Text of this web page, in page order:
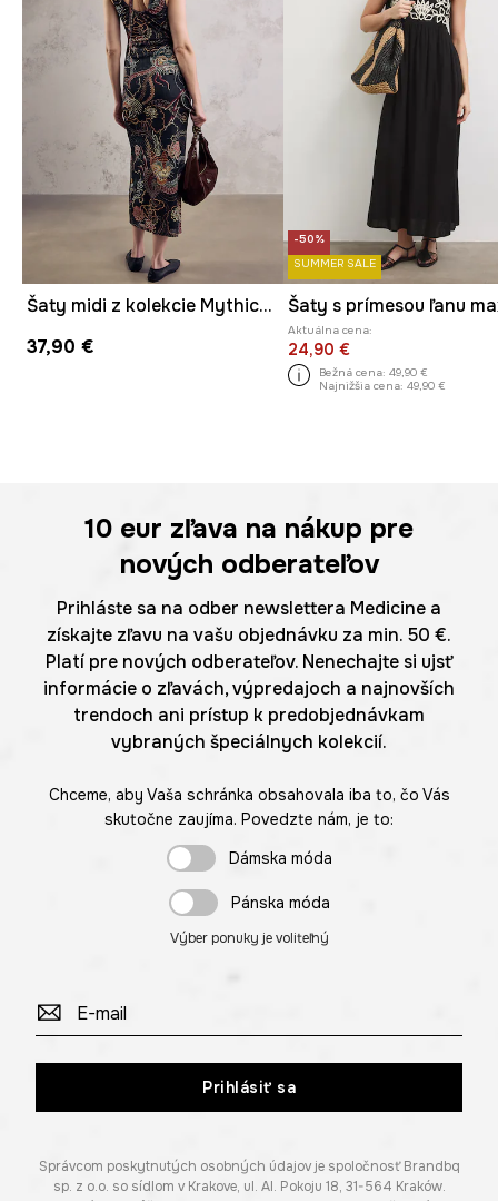
Šaty midi z kolekcie Mythical Creatures
37,90 €
-50%
SUMMER SALE
Aktuálna cena:
24,90 €
Bežná cena: 49,90 €
Najnižšia cena: 49,90 €
10 eur zľava na nákup pre
nových odberateľov
Prihláste sa na odber newslettera Medicine a
získajte zľavu na vašu objednávku za min. 50 €.
Platí pre nových odberateľov. Nenechajte si ujsť
informácie o zľavách, výpredajoch a najnovších
trendoch ani prístup k predobjednávkam
vybraných špeciálnych kolekcií.
Chceme, aby Vaša schránka obsahovala iba to, čo Vás
skutočne zaujíma. Povedzte nám, je to:
Dámska móda
Pánska móda
Výber ponuky je voliteľný
Prihlásiť sa
Správcom poskytnutých osobných údajov je spoločnosť Brandbq
sp. z o.o. so sídlom v Krakove, ul. Al. Pokoju 18, 31-564 Kraków.